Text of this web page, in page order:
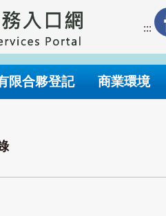
:::
限合夥登記 商業環境